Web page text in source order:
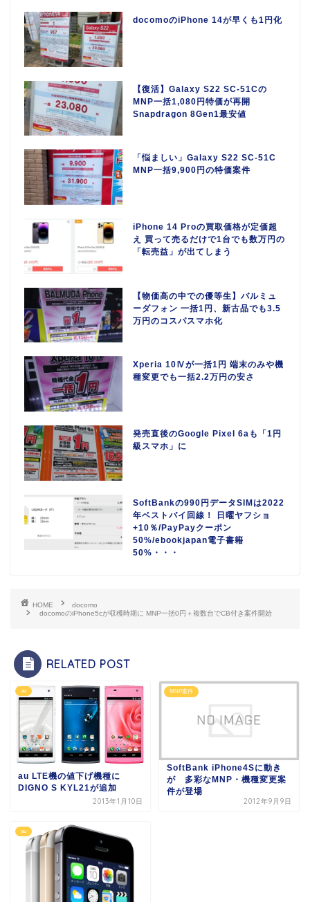
docomoのiPhone 14が早くも1円化
【復活】Galaxy S22 SC-51Cの
MNP一括1,080円特価が再開
Snapdragon 8Gen1最安値
「悩ましい」Galaxy S22 SC-51C
MNP一括9,900円の特価案件
iPhone 14 Proの買取価格が定価超
え 買って売るだけで1台でも数万円の
「転売益」が出てしまう
【物価高の中での優等生】バルミュ
ーダフォン 一括1円、新古品でも3.5
万円のコスパスマホ化
Xperia 10Ⅳが一括1円 端末のみや機
種変更でも一括2.2万円の安さ
発売直後のGoogle Pixel 6aも「1円
級スマホ」に
SoftBankの990円データSIMは2022
年ベストバイ回線！ 日曜ヤフショ
+10％/PayPayクーポン
50%/ebookjapan電子書籍
50%・・・
HOME
docomo
docomoのiPhone5cが収穫時期に MNP一括0円＋複数台でCB付き案件開始
RELATED POST
au
au LTE機の値下げ機種に
DIGNO S KYL21が追加
2013年1月10日
MNP案件
SoftBank iPhone4Sに動き
が 多彩なMNP・機種変更案
件が登場
2012年9月9日
au